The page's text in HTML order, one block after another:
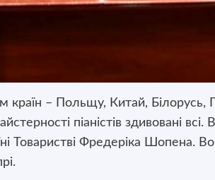
країн – Польщу, Китай, Білорусь,
піаністів здивовані всі.
Товаристві Фредеріка Шопена.